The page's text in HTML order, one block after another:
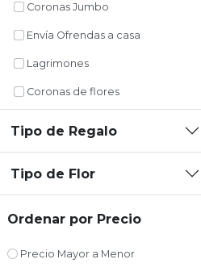
Coronas Jumbo
Envía Ofrendas a casa
Lagrimones
Coronas de flores
Tipo de Regalo
Tipo de Flor
Ordenar por Precio
Precio Mayor a Menor